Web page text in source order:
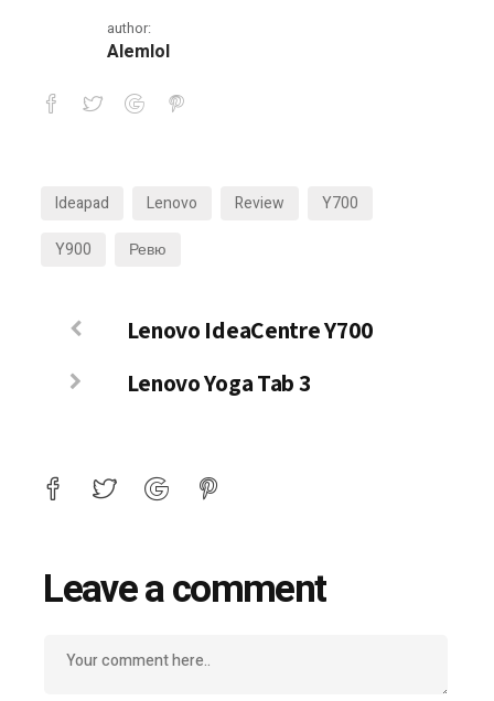
author:
Alemlol
Ideapad Lenovo Review
Y700
Y900
Ревю
Lenovo IdeaCentre Y700
Lenovo Yoga Tab 3
Leave a comment